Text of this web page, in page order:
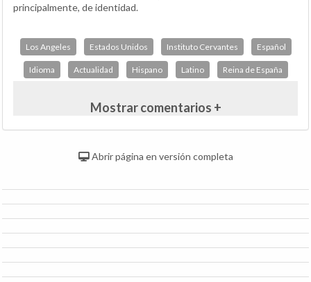
principalmente, de identidad.
Los Angeles Estados Unidos Instituto Cervantes Español
Idioma Actualidad Hispano Latino Reina de España
Mostrar comentarios +
Abrir página en versión completa